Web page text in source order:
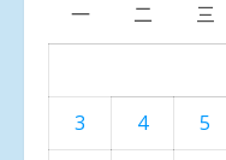
一 二 三
3
4 5